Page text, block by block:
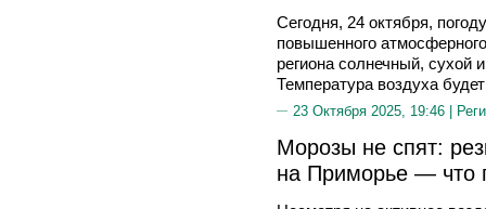
Сегодня, 24 октября,
повышенного
региона солнечный, сухой
Температура воздуха
23 Октября 2025, 19:46 |
Морозы не спят:
на Приморье — что